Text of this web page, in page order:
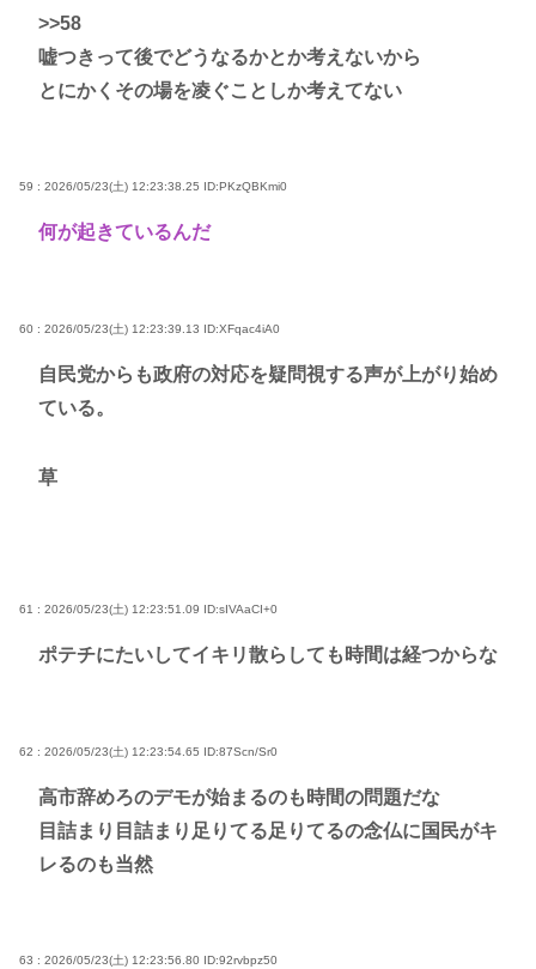
>>58
嘘つきって後でどうなるかとか考えないから
とにかくその場を凌ぐことしか考えてない
59 : 2026/05/23(土) 12:23:38.25 ID:PKzQBKmi0
何が起きているんだ
60 : 2026/05/23(土) 12:23:39.13 ID:XFqac4iA0
自民党からも政府の対応を疑問視する声が上がり始め
ている。
草
61 : 2026/05/23(土) 12:23:51.09 ID:sIVAaCI+0
ポテチにたいしてイキリ散らしても時間は経つからな
62 : 2026/05/23(土) 12:23:54.65 ID:87Scn/Sr0
高市辞めろのデモが始まるのも時間の問題だな
目詰まり目詰まり足りてる足りてるの念仏に国民がキ
レるのも当然
63 : 2026/05/23(土) 12:23:56.80 ID:92rvbpz50